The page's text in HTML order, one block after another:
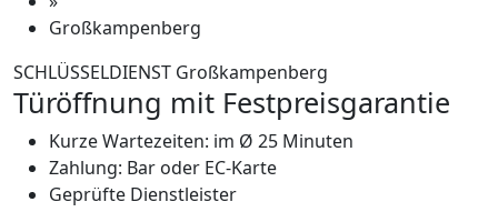
Großkampenberg
SCHLÜSSELDIENST Großkampenberg
Türöffnung mit Festpreisgarantie
Kurze Wartezeiten: im Ø 25 Minuten
Zahlung: Bar oder EC-Karte
Geprüfte Dienstleister